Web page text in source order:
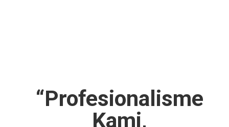
“Profesionalisme
Kami,